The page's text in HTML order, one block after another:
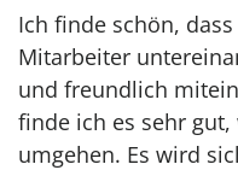
Ich finde schön,
Mitarbeiter
und freundlich
finde ich es sehr
umgehen. Es wird